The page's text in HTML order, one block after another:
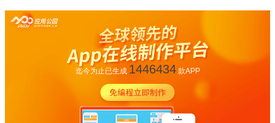
迄今为止已生成 1446434款APP